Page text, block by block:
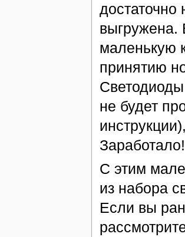
достаточно
выгружена.
маленькую
принятию
Светодиоды
не будет
Заработало!
С этим
из набора
Если вы